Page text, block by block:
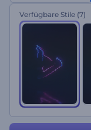
Verfügbare Stile (7)